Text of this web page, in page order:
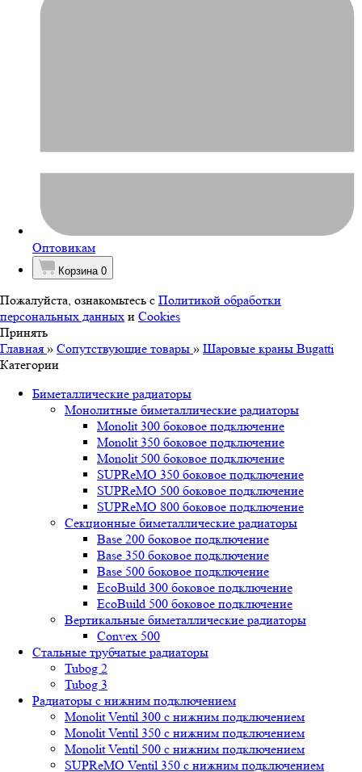
Оптовикам
Корзина 0
Пожалуйста, ознакомьтесь с Политикой обработки
персональных данных и Cookies
Принять
Главная » Сопутствующие товары » Шаровые краны Bugatti
Категории
Биметаллические радиаторы
Монолитные биметаллические радиаторы
Mоnоlit 300 боковое подключение
Mоnоlit 350 боковое подключение
Mоnоlit 500 боковое подключение
SUРRеMО 350 боковое подключение
SUРRеMО 500 боковое подключение
SUРRеMО 800 боковое подключение
Секционные биметаллические радиаторы
Base 200 боковое подключение
Base 350 боковое подключение
Base 500 боковое подключение
EcoBuild 300 боковое подключение
EcoBuild 500 боковое подключение
Вертикальные биметаллические радиаторы
Convex 500
Стальные трубчатые радиаторы
Tubog 2
Tubog 3
Радиаторы с нижним подключением
Monolit Ventil 300 с нижним подключением
Monolit Ventil 350 с нижним подключением
Monolit Ventil 500 с нижним подключением
SUPReMO Ventil 350 с нижним подключением